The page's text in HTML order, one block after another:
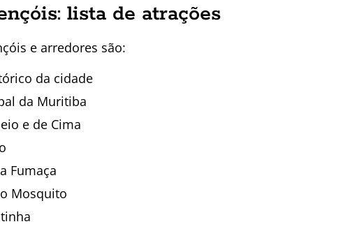
lista de atrações
e arredores são:
da cidade
da Muritiba
e de Cima
Fumaça
Mosquito